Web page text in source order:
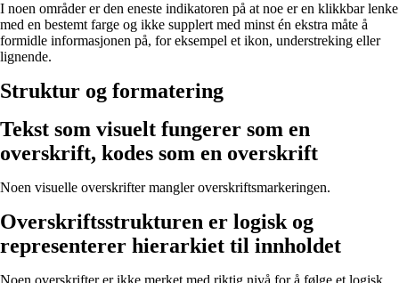
I noen områder er den eneste indikatoren på at noe er en klikkbar lenke
med en bestemt farge og ikke supplert med minst én ekstra måte å
formidle informasjonen på, for eksempel et ikon, understreking eller
lignende.
Struktur og formatering
Tekst som visuelt fungerer som en
overskrift, kodes som en overskrift
Noen visuelle overskrifter mangler overskriftsmarkeringen.
Overskriftsstrukturen er logisk og
representerer hierarkiet til innholdet